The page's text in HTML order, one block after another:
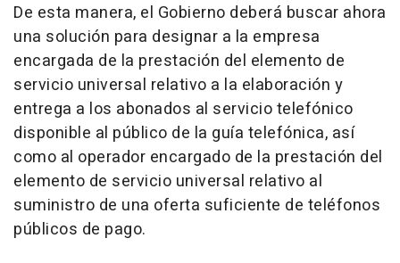
De esta manera, el Gobierno deberá buscar ahora
una solución para designar a la empresa
encargada de la prestación del elemento de
servicio universal relativo a la elaboración y
entrega a los abonados al servicio telefónico
disponible al público de la guía telefónica, así
como al operador encargado de la prestación del
elemento de servicio universal relativo al
suministro de una oferta suficiente de teléfonos
públicos de pago.